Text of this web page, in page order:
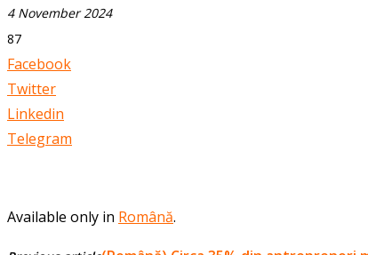
4 November 2024
87
Facebook
Twitter
Linkedin
Telegram
Available only in Română.